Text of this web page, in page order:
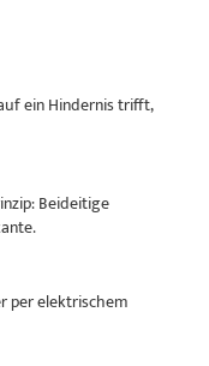
ein Hindernis trifft,
Beideitige
per elektrischem